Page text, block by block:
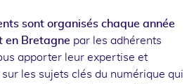
sont organisés chaque année
en Bretagne par les adhérents
apporter leur expertise et
sur les sujets clés du numérique qui